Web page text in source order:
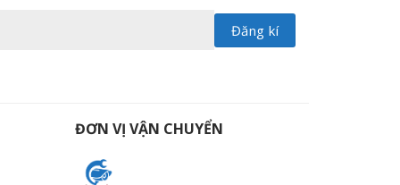
ĐƠN VỊ VẬN CHUYỂN